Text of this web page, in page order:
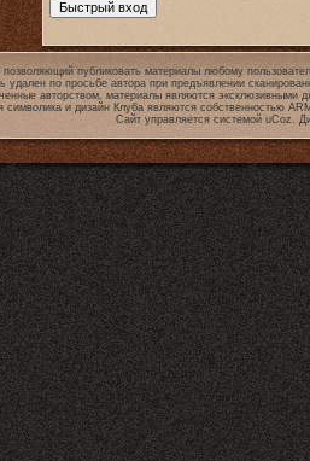
публиковать материалы любому
удален по просьбе автора при предъявлении
авторством, материалы являются эксклюзивными
символика и дизайн Клуба являются собственностью
Сайт управляется системой uCoz.